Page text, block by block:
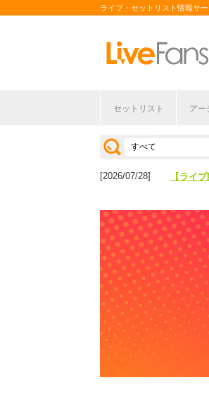
ライブ・セットリスト情報サー
セットリスト アー
[2026/04/27] 【フェ
[2026/07/28] 【ライ
[2026/07/28] 【ライブ